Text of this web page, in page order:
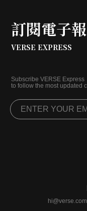
訂閱電子報
VERSE EXPRESS
Subscribe VERSE Express
to follow the most updated